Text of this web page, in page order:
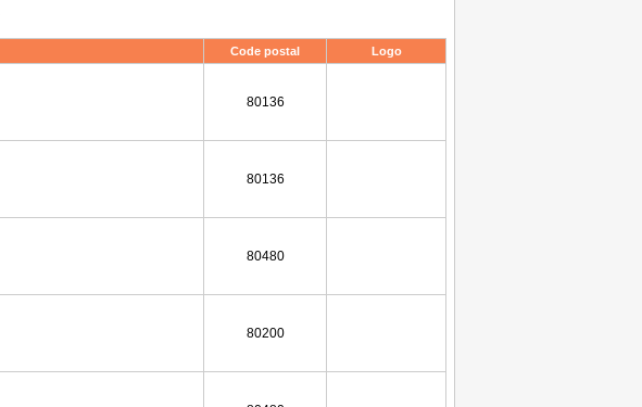
Code postal Logo
80136
80136
80480
80200